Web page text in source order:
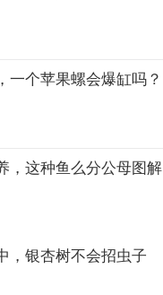
真的可爱的不得了，
以是招财猫，只要它
一个苹果螺会爆缸吗？
，这种鱼么分公母图解
，银杏树不会招虫子